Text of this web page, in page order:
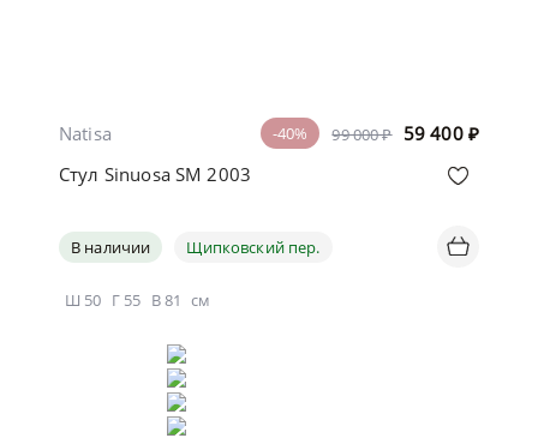
99 000 ₽ 59 400 ₽
-40%
Natisa
Стул Sinuosa SM 2003
В наличии Щипковский пер.
Ш 50 Г55 В81 см